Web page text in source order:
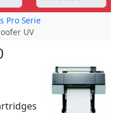
Pro Serie
UV